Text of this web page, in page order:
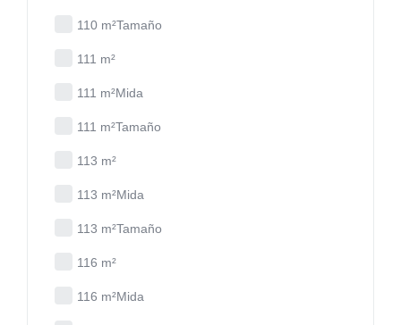
110 m²Tamaño
111 m²
111 m²Mida
111 m²Tamaño
113 m²
113 m²Mida
113 m²Tamaño
116 m²
116 m²Mida